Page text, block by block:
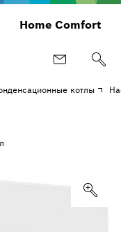
Home Comfort
котлы